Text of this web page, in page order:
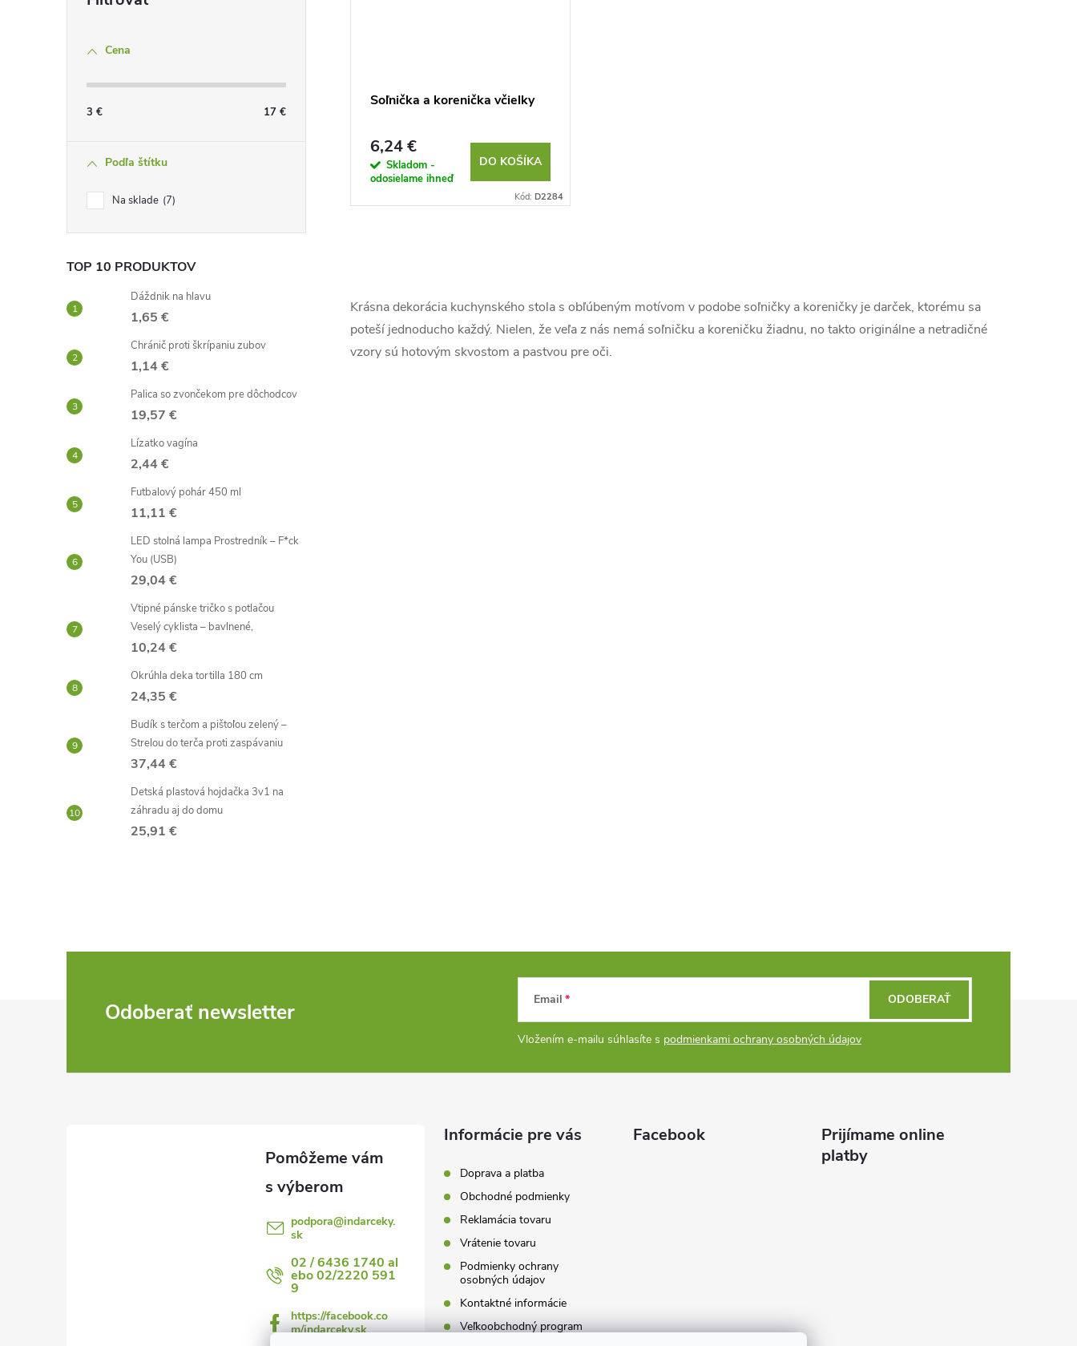
Cena
3 € 17 €
Podľa štítku
Na sklade 7
TOP 10 PRODUKTOV
Dáždnik na hlavu
1,65 €
Chránič proti škrípaniu zubov
1,14 €
Palica so zvončekom pre dôchodcov
19,57 €
Lízatko vagína
2,44 €
Futbalový pohár 450 ml
11,11 €
LED stolná lampa Prostredník – F*ck
You (USB)
29,04 €
Vtipné pánske tričko s potlačou
Veselý cyklista – bavlnené,
10,24 €
Okrúhla deka tortilla 180 cm
24,35 €
Budík s terčom a pištoľou zelený –
Strelou do terča proti zaspávaniu
37,44 €
Detská plastová hojdačka 3v1 na
záhradu aj do domu
25,91 €
Soľnička a korenička včielky
6,24 €
Skladom -
odosielame ihneď
DO KOŠÍKA
Kód:D2284
v
l
á
Krásna dekorácia kuchynského stola s obľúbeným motívom v podobe soľničky a koreničky je darček, ktorému sa
poteší jednoducho každý. Nielen, že veľa z nás nemá soľničku a koreničku žiadnu, no takto originálne a netradičné
vzory sú hotovým skvostom a pastvou pre oči.
Odoberať newsletter Email
Vložením e-mailu súhlasíte s podmienkami ochrany osobných údajov
ODOBERAŤ
podpora@indarceky.
sk
02 / 6436 1740 al
ebo 02/2220 591
9
https://facebook.co
m/indarceky.sk
Informácie pre vás
Doprava a platba
Obchodné podmienky
Reklamácia tovaru
Vrátenie tovaru
Podmienky ochrany
osobných údajov
Kontaktné informácie
Veľkoobchodný program
Facebook
Prijímame online
platby